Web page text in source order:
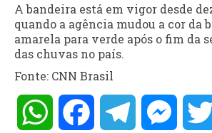
A bandeira está em vigor desde
quando a agência mudou a cor da
amarela para verde após o fim da
das chuvas no país.
Fonte: CNN Brasil
WhatsAppFacebookTelegram